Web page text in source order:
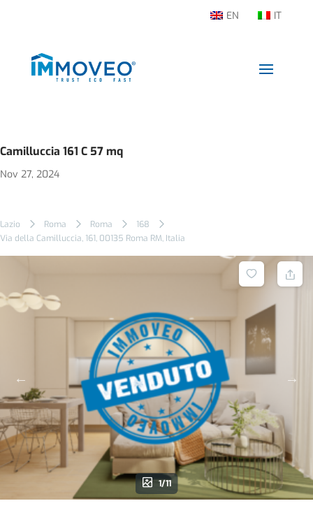
EN IT
Camilluccia 161 C 57 mq
Nov 27, 2024
Lazio Roma Roma
168
Via della Camilluccia, 161, 00135 Roma RM, Italia
1/11